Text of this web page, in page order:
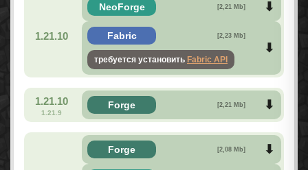
1.21.10
NeoForge [2,21 Mb]
Fabric [2,23 Mb]
требуется установить Fabric API
1.21.10
1.21.9
Forge [2,21 Mb]
Forge [2,08 Mb]